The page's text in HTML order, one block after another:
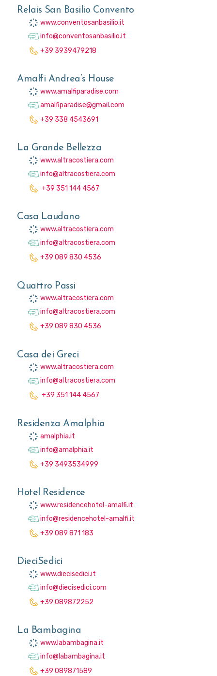
Relais San Basilio Convento
www.conventosanbasilio.it
info@conventosanbasilio.it
+39 3939479218
Amalfi Andrea’s House
www.amalfiparadise.com
amalfiparadise@gmail.com
+39 338 4543691
La Grande Bellezza
www.altracostiera.com
info@altracostiera.com
+39 351 144 4567
Casa Laudano
www.altracostiera.com
info@altracostiera.com
+39 089 830 4536
Quattro Passi
www.altracostiera.com
info@altracostiera.com
+39 089 830 4536
Casa dei Greci
www.altracostiera.com
info@altracostiera.com
+39 351 144 4567
Residenza Amalphia
amalphia.it
info@amalphia.it
+39 3493534999
Hotel Residence
www.residencehotel-amalfi.it
info@residencehotel-amalfi.it
+39 089 871 183
DieciSedici
www.diecisedici.it
info@diecisedici.com
+39 089872252
La Bambagina
www.labambagina.it
info@labambagina.it
+39 089871589